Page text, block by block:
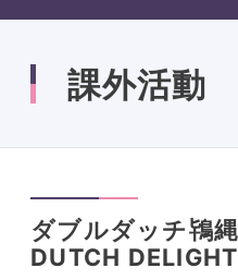
課外活動
ダブルダッチ鴇
DUTCH